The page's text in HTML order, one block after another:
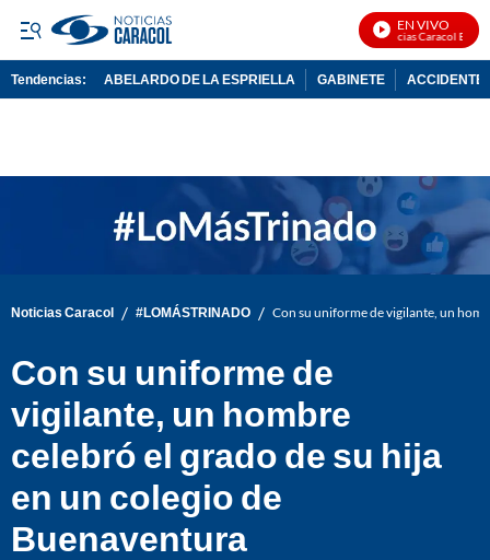
EN VIVO
Noticias Caracol En Vivo
Tendencias: ABELARDO DE LA ESPRIELLA GABINETE ACCIDENTE
Noticias Caracol / #LOMÁSTRINADO / Con su uniforme de vigilante, un
Con su uniforme de
vigilante, un hombre
celebró el grado de su hija
en un colegio de
Buenaventura